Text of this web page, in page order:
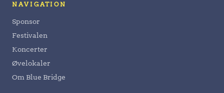
NAVIGATION
Sponsor
Festivalen
Koncerter
Øvelokaler
Om Blue Bridge